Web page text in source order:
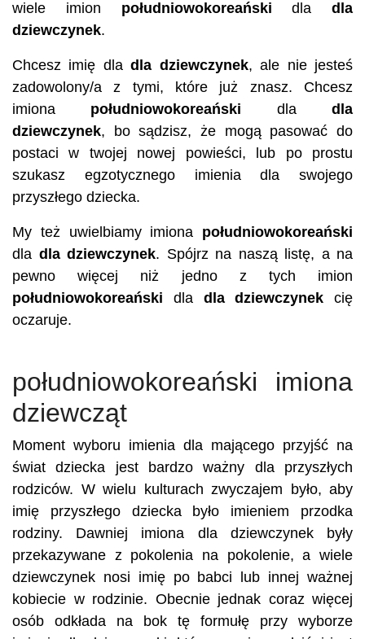
wiele imion południowokoreański dla dla
dziewczynek.
Chcesz imię dladla dziewczynek, ale nie jesteś
zadowolony/a z tymi, które już znasz. Chcesz
imiona południowokoreański dladla
dziewczynek, bo sądzisz, że mogą pasować do
postaci w twojej nowej powieści, lub po prostu
szukasz egzotycznego imienia dla swojego
przyszłego dziecka.
My też uwielbiamy imiona południowokoreański
dla dla dziewczynek. Spójrz na naszą listę, a na
pewno więcej niż jedno z tych imion
południowokoreański dla dla dziewczynek cię
oczaruje.
południowokoreański imiona
dziewcząt
Moment wyboru imienia dla mającego przyjść na
świat dziecka jest bardzo ważny dla przyszłych
rodziców. W wielu kulturach zwyczajem było, aby
imię przyszłego dziecka było imieniem przodka
rodziny. Dawniej imiona dla dziewczynek były
przekazywane z pokolenia na pokolenie, a wiele
dziewczynek nosi imię po babci lub innej ważnej
kobiecie w rodzinie. Obecnie jednak coraz więcej
osób odkłada na bok tę formułę przy wyborze